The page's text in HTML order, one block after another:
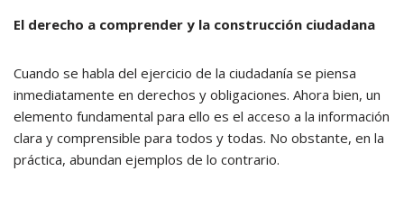
El derecho a comprender y la construcción ciudadana
Cuando se habla del ejercicio de la ciudadanía se piensa
inmediatamente en derechos y obligaciones. Ahora bien, un
elemento fundamental para ello es el acceso a la información
clara y comprensible para todos y todas. No obstante, en la
práctica, abundan ejemplos de lo contrario.